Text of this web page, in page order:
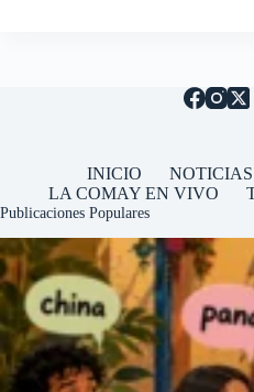
INICIO NOTICIAS
LA COMAY EN VIVO
Publicaciones Populares